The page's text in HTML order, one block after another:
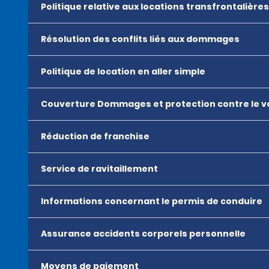
Politique relative aux locations transfrontalières
Résolution des conflits liés aux dommages
Politique de location en aller simple
Couverture Dommages et protection contre le
Réduction de franchise
Service de ravitaillement
Informations concernant le permis de conduire
Assurance accidents corporels personnelle
Moyens de paiement